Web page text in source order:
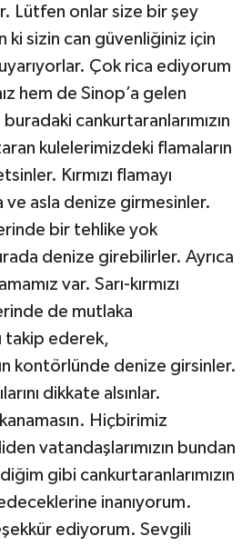
Lütfen onlar size bir şey
ki sizin can güvenliğiniz için
uyarıyorlar. Çok rica ediyorum
hem de Sinop’a gelen
cankurtaranlarımızın
kulelerimizdeki flamaların
Kırmızı flamayı
ve asla denize girmesinler.
bir tehlike yok
denize girebilirler. Ayrıca
var. Sarı-kırmızı
de mutlaka
takip ederek,
kontörlünde denize girsinler.
dikkate alsınlar.
Hiçbirimiz
vatandaşlarımızın bundan
gibi cankurtaranlarımızın
inanıyorum.
ediyorum. Sevgili